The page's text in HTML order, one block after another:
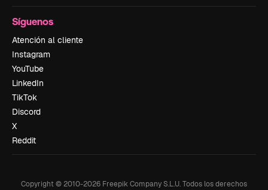
Síguenos
Atención al cliente
Instagram
YouTube
LinkedIn
TikTok
Discord
X
Reddit
Copyright © 2010-2026 Freepik Company S.L.U.Todos los derechos